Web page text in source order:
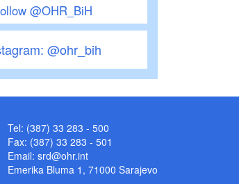
@OHR_BiH
@ohr_bih
Tel: (387) 33 283 - 500
Fax: (387) 33 283 - 501
Email: srd@ohr.int
Emerika Bluma 1, 71000 Sarajevo